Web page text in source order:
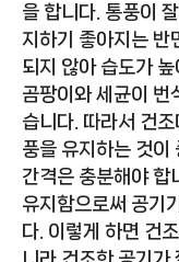
을 합니다. 통풍이
지하기 좋아지는 반
되지 않아 습도가
곰팡이와 세균이 번
습니다. 따라서 건
풍을 유지하는 것이
간격은 충분해야 합
유지함으로써 공기
다. 이렇게 하면 건